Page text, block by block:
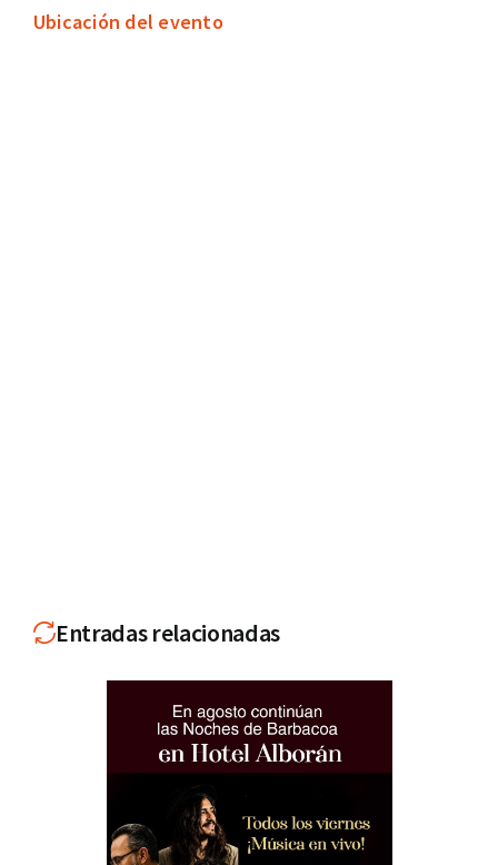
Ubicación del evento
Entradas relacionadas